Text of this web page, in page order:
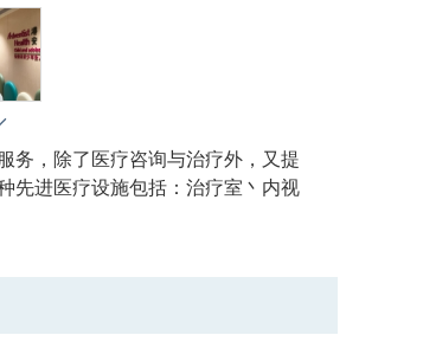
务，除了医疗咨询与治疗外，又提
先进医疗设施包括：治疗室丶内视